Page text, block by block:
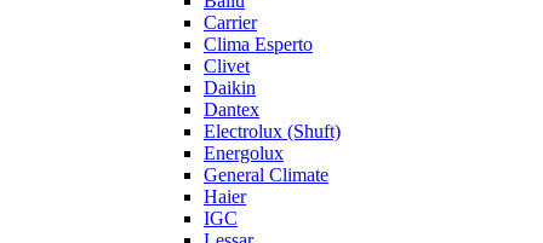
Carrier
Clima Esperto
Clivet
Daikin
Dantex
Electrolux (Shuft)
Energolux
General Climate
Haier
IGC